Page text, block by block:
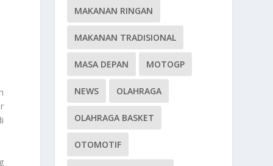
MAKANAN RINGAN
MAKANAN TRADISIONAL
MASA DEPAN MOTOGP
NEWS OLAHRAGA
OLAHRAGA BASKET
OTOMOTIF